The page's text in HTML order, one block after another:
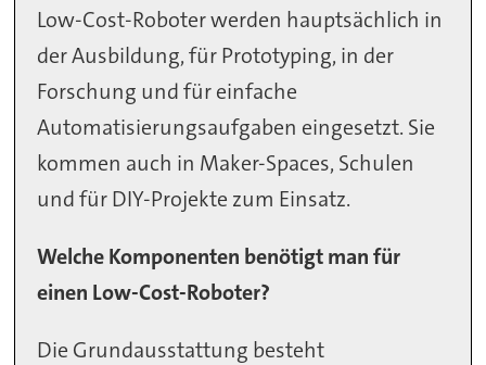
Low-Cost-Roboter werden hauptsächlich in
der Ausbildung, für Prototyping, in der
Forschung und für einfache
Automatisierungsaufgaben eingesetzt. Sie
kommen auch in Maker-Spaces, Schulen
und für DIY-Projekte zum Einsatz.
Welche Komponenten benötigt man für
einen Low-Cost-Roboter?
Die Grundausstattung besteht